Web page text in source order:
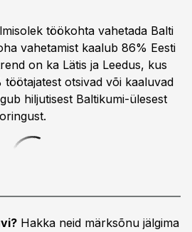
töökohta vahetada Balti
vahetamist kaalub 86% Eesti
on ka Lätis ja Leedus, kus
otsivad või kaaluvad
hiljutisest Baltikumi-ülesest
Hakka neid märksõnu jälgima